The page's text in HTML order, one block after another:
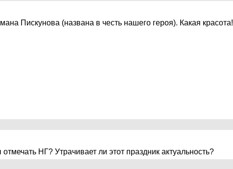
Пискунова (названа в честь нашего героя). Какая красота!
НГ? Утрачивает ли этот праздник актуальность?